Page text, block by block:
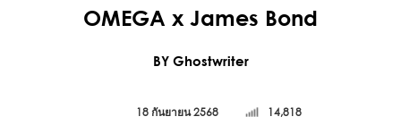
OMEGA x James Bond
BY Ghostwriter
18 กันยายน 2568 14,818